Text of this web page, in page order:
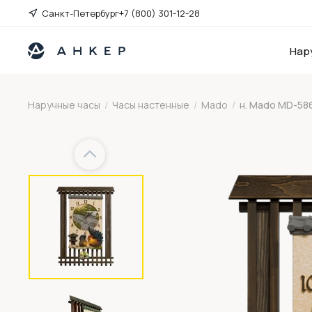
Санкт-Петербург+7 (800) 301-12-28
Наручные часы / Часы настенные / Mado / н. Mado MD-
Previous